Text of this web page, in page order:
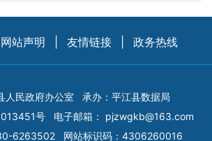
网站声明 友情链接 政务热线
人民政府办公室
承办：平江县数据局
号 电子邮箱： pjzwgkb@163.com
6263502
网站标识码：4306260016